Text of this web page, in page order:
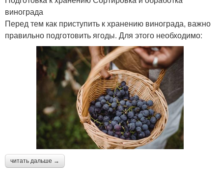
винограда
Перед тем как приступить к хранению винограда, важно
правильно подготовить ягоды. Для этого необходимо:
читать дальше →